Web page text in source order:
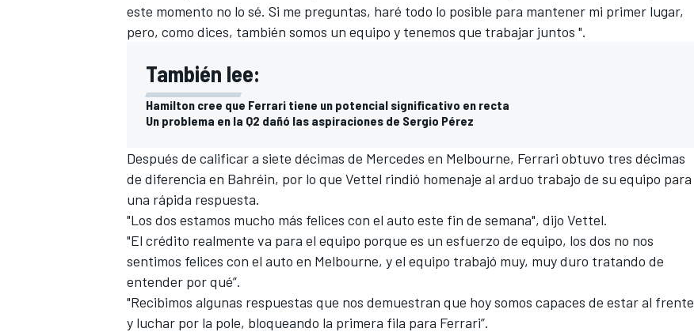
este momento no lo sé. Si me preguntas, haré todo lo posible para mantener mi primer lugar,
pero, como dices, también somos un equipo y tenemos que trabajar juntos ".
También lee:
Hamilton cree que Ferrari tiene un potencial significativo en recta
Un problema en la Q2 dañó las aspiraciones de Sergio Pérez
Después de calificar a siete décimas de Mercedes en Melbourne, Ferrari obtuvo tres décimas
de diferencia en Bahréin, por lo que Vettel rindió homenaje al arduo trabajo de su equipo para
una rápida respuesta.
"Los dos estamos mucho más felices con el auto este fin de semana", dijo Vettel.
"El crédito realmente va para el equipo porque es un esfuerzo de equipo, los dos no nos
sentimos felices con el auto en Melbourne, y el equipo trabajó muy, muy duro tratando de
entender por qué”.
"Recibimos algunas respuestas que nos demuestran que hoy somos capaces de estar al frente
y luchar por la pole, bloqueando la primera fila para Ferrari”.